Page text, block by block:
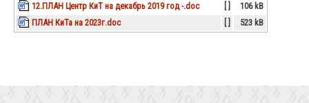
12.ПЛАН Центр КиТ на декабрь 2019 год -.doc
106 kB
ПЛАН КиТа на 2023г.doc
523 kB